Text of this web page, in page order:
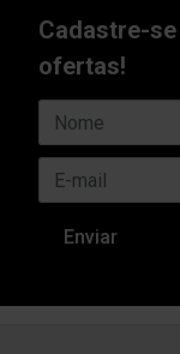
Cadastre-
ofertas!